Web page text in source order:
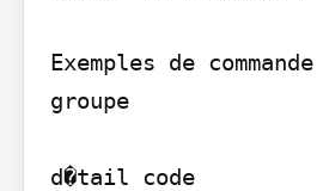
Exemples de
groupe
d�tail code